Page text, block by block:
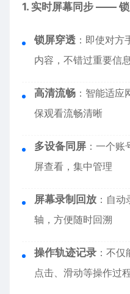
1. 实时屏幕同步 ——
锁屏穿透 ：即使对
内容，不错过重要信
高清流畅 ：智能适
保观看流畅清晰
多设备同屏 ：一个
屏查看，集中管理
屏幕录制回放 ：自
轴，方便随时回溯
操作轨迹记录 ：不
点击、滑动等操作过